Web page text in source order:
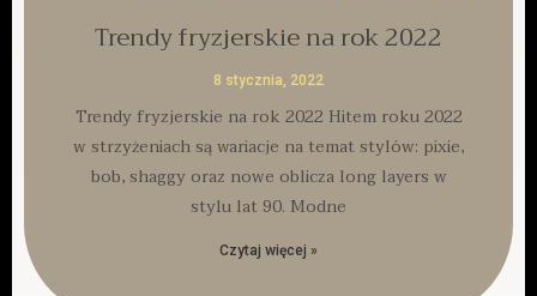
Trendy fryzjerskie na rok 2022
8 stycznia, 2022
Trendy fryzjerskie na rok 2022 Hitem roku 2022
w strzyżeniach są wariacje na temat stylów: pixie,
bob, shaggy oraz nowe oblicza long layers w
stylu lat 90. Modne
Czytaj więcej »